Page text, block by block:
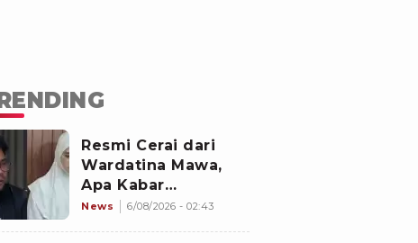
Resmi Cerai dari
Wardatina Mawa,
Apa Kabar
Hubungan Asmara
News 6/08/2026 - 02:43